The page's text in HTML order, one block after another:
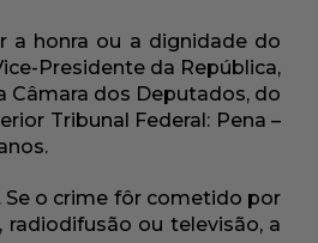
honra ou a dignidade do
Presidente da República,
Câmara dos Deputados, do
Tribunal Federal: Pena –
o crime fôr cometido por
radiodifusão ou televisão, a